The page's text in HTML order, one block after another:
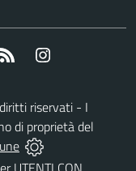
RSS
riservati - I
di proprietà del